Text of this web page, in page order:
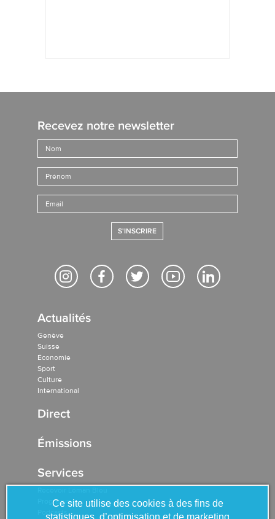
Recevez notre newsletter
S'INSCRIRE
Actualités
Genève
Suisse
Économie
Sport
Culture
International
Direct
Émissions
Services
Programme
Podcasts
Ce site utilise des cookies à des fins de
statistiques, d’optimisation et de marketing